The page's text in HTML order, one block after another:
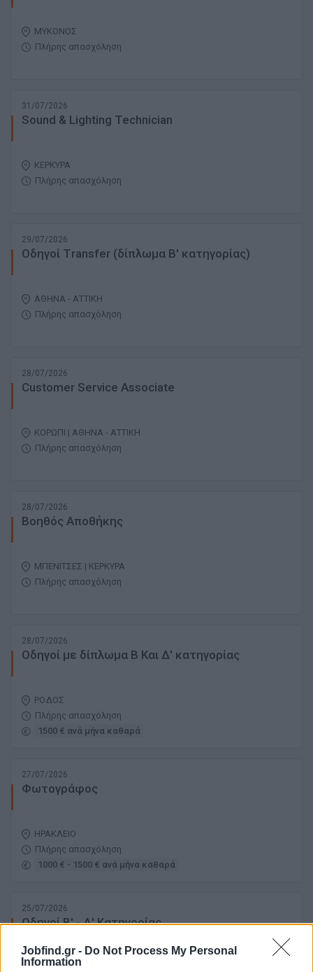
Jobfind.gr - Do Not Process My Personal
Information
ΜΥΚΟΝΟΣ
Πλήρης απασχόληση
31/07/2026
Sound & Lighting Technician
ΚΕΡΚΥΡΑ
Πλήρης απασχόληση
29/07/2026
Οδηγοί Τransfer (δίπλωμα Β' κατηγορίας)
ΑΘΗΝΑ - ΑΤΤΙΚΗ
Πλήρης απασχόληση
28/07/2026
Customer Service Associate
ΚΟΡΩΠΙ | ΑΘΗΝΑ - ΑΤΤΙΚΗ
Πλήρης απασχόληση
28/07/2026
Βοηθός Αποθήκης
ΜΠΕΝΙΤΣΕΣ | ΚΕΡΚΥΡΑ
Πλήρης απασχόληση
28/07/2026
Οδηγοί με δίπλωμα Β Και Δ' κατηγορίας
ΡΟΔΟΣ
Πλήρης απασχόληση
1500 € ανά μήνα καθαρά
27/07/2026
Φωτογράφος
ΗΡΑΚΛΕΙΟ
Πλήρης απασχόληση
1000 € - 1500 € ανά μήνα καθαρά
25/07/2026
Οδηγοί Β' - Δ' Κατηγορίας
ΜΥΚΟΝΟΣ | ΜΥΚΟΝΟΣ